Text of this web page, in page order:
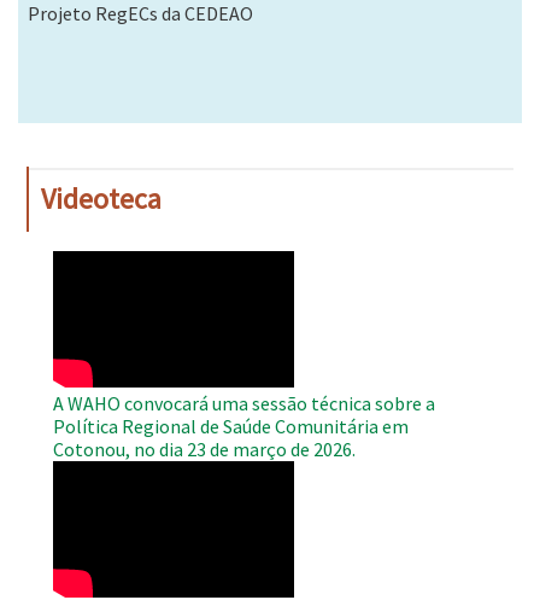
Projeto RegECs da CEDEAO
Videoteca
A WAHO convocará uma sessão técnica sobre a
Política Regional de Saúde Comunitária em
Cotonou, no dia 23 de março de 2026.